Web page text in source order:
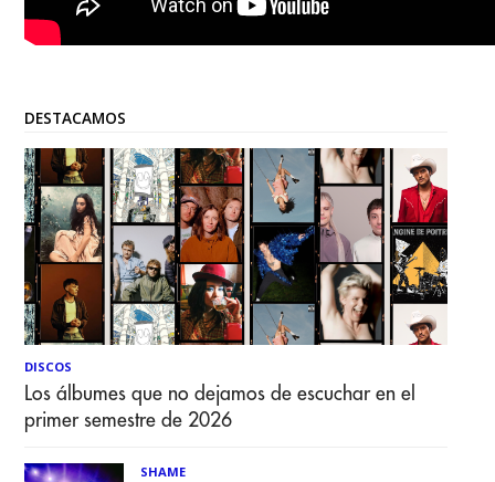
DESTACAMOS
DISCOS
Los álbumes que no dejamos de escuchar en el
primer semestre de 2026
SHAME